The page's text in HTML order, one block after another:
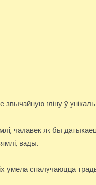
звычайную гліну ў
чалавек як бы
вады.
спалучаюцца